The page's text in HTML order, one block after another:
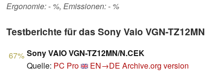
Ergonomie: - %, Emissionen: - %
Testberichte für das Sony Vaio VGN-TZ12MN
67% Sony VAIO VGN-TZ12MN/N.CEK
Quelle: PC Pro EN→DE Archive.org version